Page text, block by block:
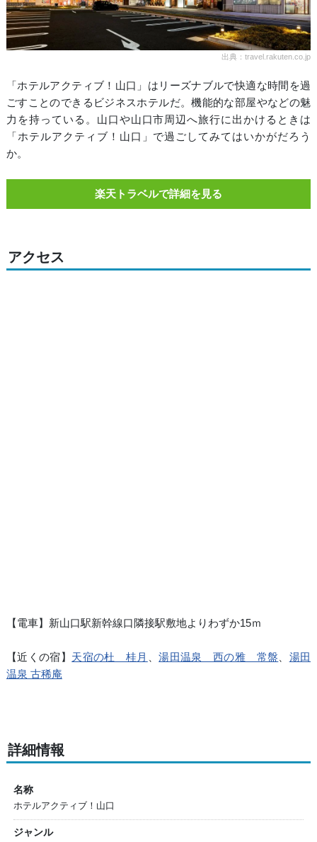
出典：travel.rakuten.co.jp
「ホテルアクティブ！山口」はリーズナブルで快適な時間を過
ごすことのできるビジネスホテルだ。機能的な部屋やなどの魅
力を持っている。山口や山口市周辺へ旅行に出かけるときは
「ホテルアクティブ！山口」で過ごしてみてはいかがだろう
か。
楽天トラベルで詳細を見る
アクセス
【電車】新山口駅新幹線口隣接駅敷地よりわずか15ｍ
【近くの宿】 天宿の杜 桂月 、湯田温泉 西の雅 常盤
湯田
温泉 古稀庵
詳細情報
名称
ホテルアクティブ！山口
ジャンル